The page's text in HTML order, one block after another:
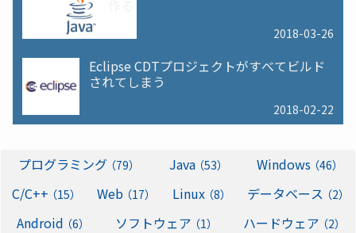
2018-03-26
Eclipse CDTプロジェクトがすべてビルド
されてしまう
2018-02-22
プログラミング （79） Java （53） Windows （46）
C/C++ （15） Web （17） Linux （8） データベース （2）
Android （6） ソフトウェア （1） ハードウェア （2）